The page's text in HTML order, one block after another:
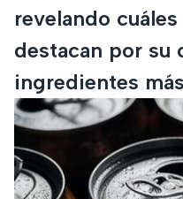
revelando
destacan por su
ingredientes